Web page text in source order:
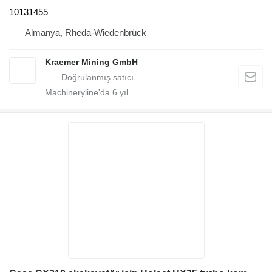
10131455
Almanya, Rheda-Wiedenbrück
Kraemer Mining GmbH
Machineryline'da 6 yıl